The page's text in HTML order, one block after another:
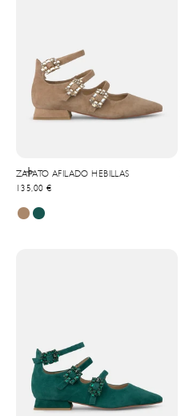
Elige opciones
ZAPATO AFILADO HEBILLAS
Precio de oferta
135,00 €